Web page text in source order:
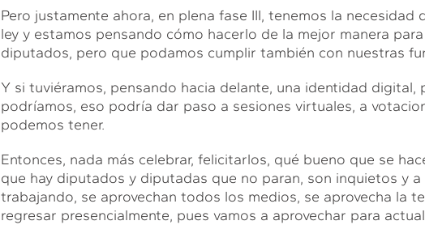
Pero justamente ahora, en plena fase III, tenemos la
ley y estamos pensando cómo hacerlo de la mejor manera
diputados, pero que podamos cumplir también con nuestras
Y si tuviéramos, pensando hacia delante, una identidad digital,
podríamos, eso podría dar paso a sesiones virtuales, a
podemos tener.
Entonces, nada más celebrar, felicitarlos, qué bueno que se
que hay diputados y diputadas que no paran, son inquietos y
trabajando, se aprovechan todos los medios, se aprovecha la
regresar presencialmente, pues vamos a aprovechar para